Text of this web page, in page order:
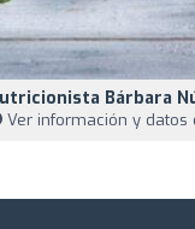
Bárbara
Ver información y datos